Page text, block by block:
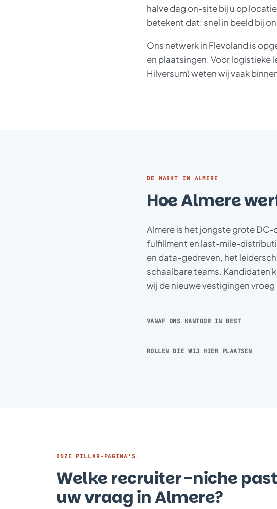
halve dag on-site bij u op
betekent dat: snel in beeld bij
Ons netwerk in Flevoland is
en plaatsingen. Voor logistieke
Hilversum) weten wij vaak
DE MARKT IN ALMERE
Hoe Almere
Almere is het jongste grote
fulfillment en last-mile-
en data-gedreven, het
schaalbare teams. Kandidaten
wij de nieuwe vestigingen vroeg
VANAF ONS KANTOOR IN BEST
ROLLEN DIE WIJ HIER PLAATSEN
ONZE PILLAR-PAGINA'S
Welke recruiter-niche
uw vraag in Almere?